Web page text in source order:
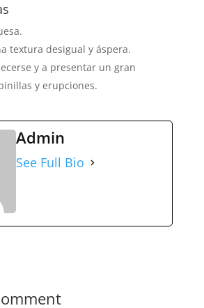
textura desigual y áspera.
y a presentar un gran
y erupciones.
Admin
See Full Bio